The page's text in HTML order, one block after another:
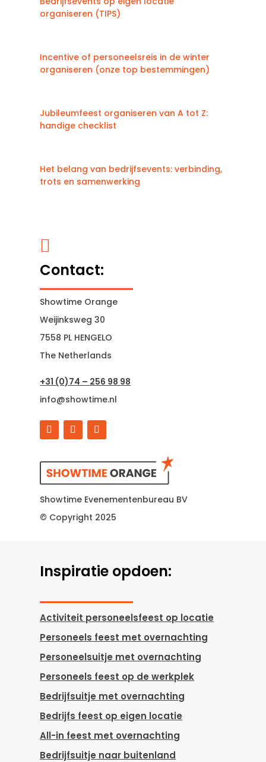
organiseren (TIPS)
Incentive of personeelsreis in de winter
organiseren (onze top bestemmingen)
Jubileumfeest organiseren van A tot Z:
handige checklist
Het belang van bedrijfsevents: verbinding,
trots en samenwerking

Contact:
Showtime Orange
Weijinksweg 30
7558 PL HENGELO
The Netherlands
+31 (0)74 – 256 98 98
info@showtime.nl
Showtime Evenementenbureau BV
© Copyright 2025
Inspiratie opdoen:
Activiteit personeelsfeest op locatie
Personeels feest met overnachting
Personeelsuitje met overnachting
Personeels feest op de werkplek
Bedrijfsuitje met overnachting
Bedrijfs feest op eigen locatie
All-in feest met overnachting
Bedrijfsuitje naar buitenland